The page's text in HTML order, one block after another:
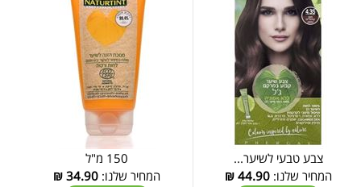
צבע טבעי לשיער...
המחיר שלנו:44.90
₪
150 מ"ל
המחיר שלנו: 34.90
₪